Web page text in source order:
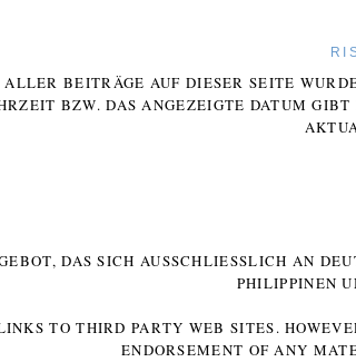
BEITRÄGE AUF DIESER SEITE
BZW. DAS ANGEZEIGTE DATUM
DAS SICH AUSSCHLIESSLICH AN
HILIPPINEN
TO THIRD PARTY WEB SITES.
ENDORSEMENT OF ANY